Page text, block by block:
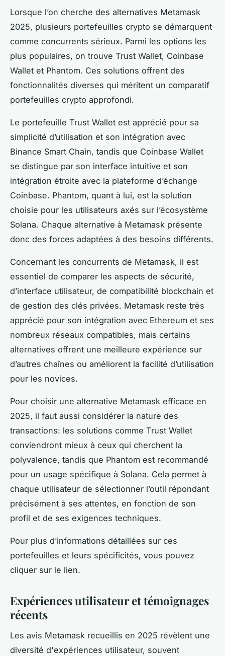
Lorsque l’on cherche des alternatives Metamask
2025, plusieurs portefeuilles crypto se démarquent
comme concurrents sérieux. Parmi les options les
plus populaires, on trouve Trust Wallet, Coinbase
Wallet et Phantom. Ces solutions offrent des
fonctionnalités diverses qui méritent un comparatif
portefeuilles crypto approfondi.
Le portefeuille Trust Wallet est apprécié pour sa
simplicité d’utilisation et son intégration avec
Binance Smart Chain, tandis que Coinbase Wallet
se distingue par son interface intuitive et son
intégration étroite avec la plateforme d’échange
Coinbase. Phantom, quant à lui, est la solution
choisie pour les utilisateurs axés sur l’écosystème
Solana. Chaque alternative à Metamask présente
donc des forces adaptées à des besoins différents.
Concernant les concurrents de Metamask, il est
essentiel de comparer les aspects de sécurité,
d’interface utilisateur, de compatibilité blockchain et
de gestion des clés privées. Metamask reste très
apprécié pour son intégration avec Ethereum et ses
nombreux réseaux compatibles, mais certains
alternatives offrent une meilleure expérience sur
d’autres chaînes ou améliorent la facilité d’utilisation
pour les novices.
Pour choisir une alternative Metamask efficace en
2025, il faut aussi considérer la nature des
transactions: les solutions comme Trust Wallet
conviendront mieux à ceux qui cherchent la
polyvalence, tandis que Phantom est recommandé
pour un usage spécifique à Solana. Cela permet à
chaque utilisateur de sélectionner l’outil répondant
précisément à ses attentes, en fonction de son
profil et de ses exigences techniques.
Pour plus d’informations détaillées sur ces
portefeuilles et leurs spécificités, vous pouvez
cliquer sur le lien.
Expériences utilisateur et témoignages
récents
Les avis Metamask recueillis en 2025 révèlent une
diversité d'expériences utilisateur, souvent